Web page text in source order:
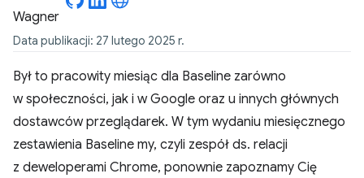
Data publikacji: 27 lutego 2025 r.
Był to pracowity miesiąc dla Baseline zarówno
w społeczności, jak i w Google oraz u innych głównych
dostawców przeglądarek. W tym wydaniu miesięcznego
zestawienia Baseline my, czyli zespół ds. relacji
z deweloperami Chrome, ponownie zapoznamy Cię